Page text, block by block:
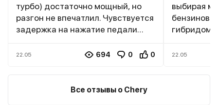
турбо) достаточно мощный, но
разгон не впечатлил. Чувствуется
задержка на нажатие педали
ступенчатый робот) работает
при переключениях. Расход
топлива в городе достаточно
22.05 694 0 0
выбирая
гибридом,
Внешний
Машина
22.05
Все отзывы о Chery